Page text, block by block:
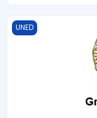
SÍNTESIS ORGÁNICA
UNED